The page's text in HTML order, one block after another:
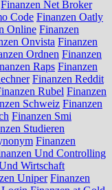
Finanzen Net Broker
Code Finanzen Oatly
Online Finanzen
Onvista Finanzen
Ordnen Finanzen
Raps Finanzen
Finanzen Reddit
Rubel Finanzen
Schweiz Finanzen
Finanzen Smi
Studieren
Finanzen
Und Controlling
Wirtschaft
Uniper Finanzen